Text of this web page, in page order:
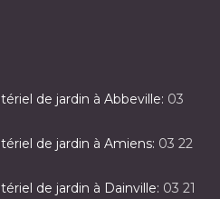
de jardin à Abbeville: 03
de jardin à Amiens: 03 22
de jardin à Dainville: 03 21